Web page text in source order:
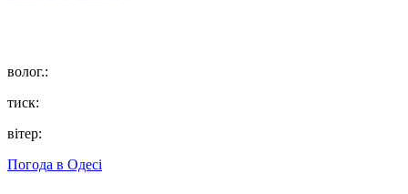
волог.:
тиск:
вітер:
Погода в Одесі